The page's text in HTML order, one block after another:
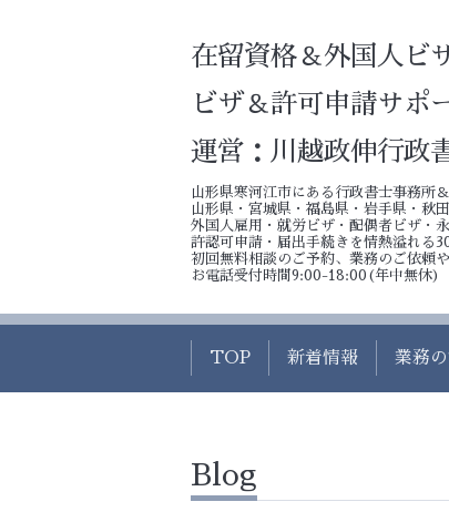
在留資格＆外国人ビ
ビザ＆許可申請サポ
運営：川越政伸行政
山形県寒河江市にある行政書士事務所
山形県・宮城県・福島県・岩手県・秋
外国人雇用・就労ビザ・配偶者ビザ・
許認可申請・届出手続きを情熱溢れる
初回無料相談のご予約、業務のご依頼
お電話受付時間9:00-18:00(年中無休)
TOP 新着情報 業務
Blog